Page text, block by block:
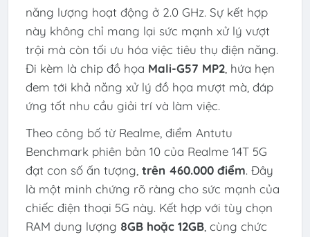
năng lượng hoạt động ở 2.0 GHz. Sự kết hợp
này không chỉ mang lại sức mạnh xử lý vượt
trội mà còn tối ưu hóa việc tiêu thụ điện năng.
Đi kèm là chip đồ họa Mali-G57 MP2, hứa hẹn
đem tới khả năng xử lý đồ họa mượt mà, đáp
ứng tốt nhu cầu giải trí và làm việc.
Theo công bố từ Realme, điểm Antutu
Benchmark phiên bản 10 của Realme 14T 5G
đạt con số ấn tượng, trên 460.000 điểm. Đây
là một minh chứng rõ ràng cho sức mạnh của
chiếc điện thoại 5G này. Kết hợp với tùy chọn
RAM dung lượng 8GB hoặc 12GB, cùng chức